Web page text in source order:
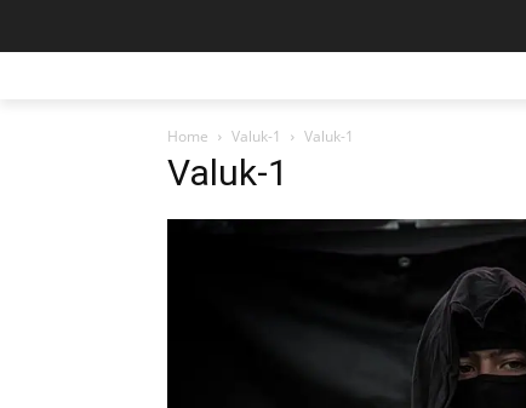
Home Valuk-1 Valuk-1
Valuk-1